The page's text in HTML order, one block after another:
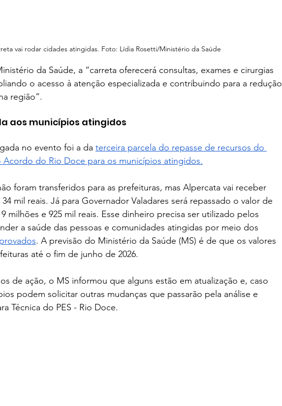
vai rodar cidades atingidas. Foto: Lídia Rosetti/Ministério da Saúde
da Saúde, a “carreta oferecerá consultas, exames e cirurgias
o acesso à atenção especializada e contribuindo para a redução
região”.
aos municípios atingidos
no evento foi a da terceira parcela do repasse de recursos do
Acordo do Rio Doce para os municípios atingidos.
foram transferidos para as prefeituras, mas Alpercata vai receber
mil reais. Já para Governador Valadares será repassado o valor de
milhões e 925 mil reais. Esse dinheiro precisa ser utilizado pelos
a saúde das pessoas e comunidades atingidas por meio dos
. A previsão do Ministério da Saúde (MS) é de que os valores
até o fim de junho de 2026.
de ação, o MS informou que alguns estão em atualização e, caso
podem solicitar outras mudanças que passarão pela análise e
Técnica do PES - Rio Doce.